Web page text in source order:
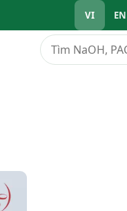
VI EN
Tìm kiếm